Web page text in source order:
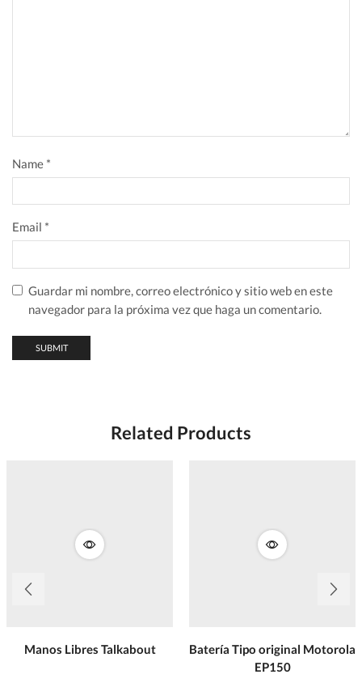
Name *
Email *
Guardar mi nombre, correo electrónico y sitio web en este
navegador para la próxima vez que haga un comentario.
Related Products
Manos Libres Talkabout
Batería Tipo original Motorola
EP150